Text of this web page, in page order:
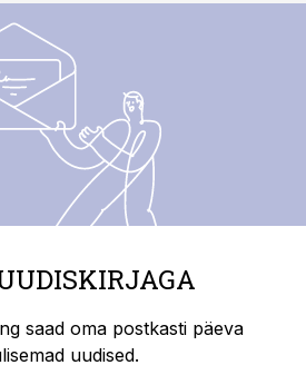
saad oma postkasti päeva
uudised.